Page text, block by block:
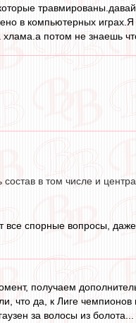
в компьютерных играх.Я
потом не знаешь
в том числе и
спорные вопросы,
получаем
что да, к Лиге
за волосы из